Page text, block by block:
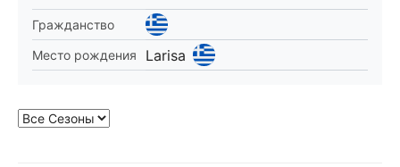
Гражданство
Место рождения
Larisa